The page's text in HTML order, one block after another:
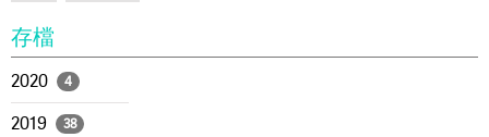
存檔
2020 4
2019 38